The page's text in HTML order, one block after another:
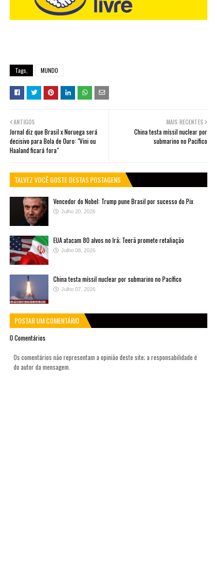
Tags, MUNDO
MAIS RECENTES
China testa míssil nuclear por
submarino no Pacífico
ANTIGOS
Jornal diz que Brasil x Noruega será
decisivo para Bola de Ouro: "Vini ou
Haaland ficará fora"
TALVEZ VOCÊ GOSTE DESTAS POSTAGENS
Vencedor do Nobel: Trump pune Brasil por sucesso do Pix
Julho 20, 2026
EUA atacam 80 alvos no Irã; Teerã promete retaliação
Julho 08, 2026
China testa míssil nuclear por submarino no Pacífico
Julho 07, 2026
POSTAR UM COMENTÁRIO
0 Comentários
Os comentários não representam a opinião deste site; a responsabilidade é
do autor da mensagem.